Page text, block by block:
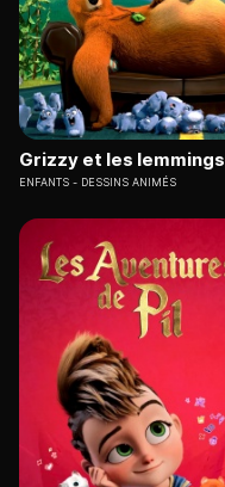
Grizzy et les lemmings
ENFANTS DESSINS ANIMÉS